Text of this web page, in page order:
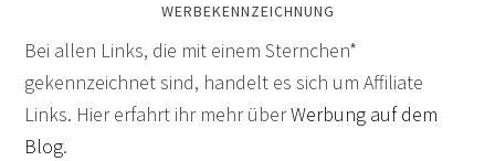
WERBEKENNZEICHNUNG
Bei allen Links, die mit einem Sternchen*
gekennzeichnet sind, handelt es sich um Affiliate
Links. Hier erfahrt ihr mehr überWerbung auf dem
Blog.